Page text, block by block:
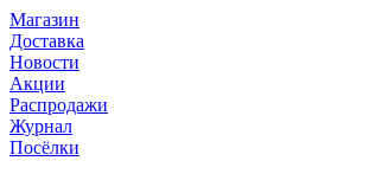
Магазин
Доставка
Новости
Акции
Распродажи
Журнал
Посёлки